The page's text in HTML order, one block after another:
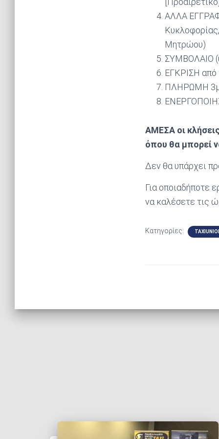
ΑΛΛΑ
Μητρώου)
ΣΥΜΒΟΛΑΙΟ
ΕΓΚΡΙΣΗ από
ΠΛΗΡΩΜΗ
ΑΜΕΣΑ οι
όπου θα μπορεί
Δεν θα υπάρχει
Για οποιαδήποτε
να καλέσετε τις
Κατηγορίες: